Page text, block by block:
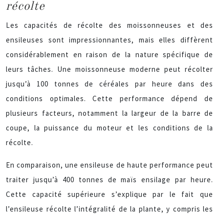
récolte
Les capacités de récolte des moissonneuses et des
ensileuses sont impressionnantes, mais elles diffèrent
considérablement en raison de la nature spécifique de
leurs tâches. Une moissonneuse moderne peut récolter
jusqu’à 100 tonnes de céréales par heure dans des
conditions optimales. Cette performance dépend de
plusieurs facteurs, notamment la largeur de la barre de
coupe, la puissance du moteur et les conditions de la
récolte.
En comparaison, une ensileuse de haute performance peut
traiter jusqu’à 400 tonnes de maïs ensilage par heure.
Cette capacité supérieure s’explique par le fait que
l’ensileuse récolte l’intégralité de la plante, y compris les